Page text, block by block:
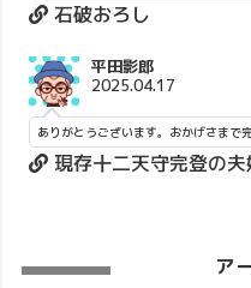
石破おろし
平田影郎
2025.04.17
ありがとうございます。おかげさまで
現存十二天守完登の夫
ア